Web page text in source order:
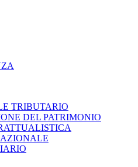
TRIBUTARIO
DEL PATRIMONIO